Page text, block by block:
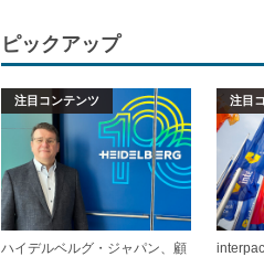
ピックアップ
注目コンテンツ
ハイデルベルグ・ジャパン、顧
注目